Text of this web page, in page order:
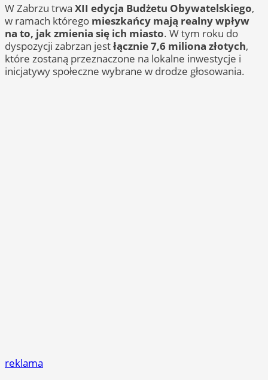
W Zabrzu trwa XII edycja Budżetu Obywatelskiego,
w ramach którego mieszkańcy mają realny wpływ
na to, jak zmienia się ich miasto. W tym roku do
dyspozycji zabrzan jestłącznie 7,6 miliona złotych,
które zostaną przeznaczone na lokalne inwestycje i
inicjatywy społeczne wybrane w drodze głosowania.
reklama